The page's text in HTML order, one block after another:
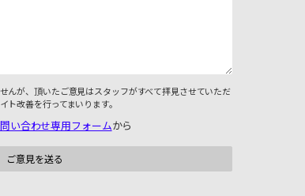
んが、頂いたご意見はスタッフがすべて拝見させていただ
ト改善を行ってまいります。
い合わせ専用フォームから